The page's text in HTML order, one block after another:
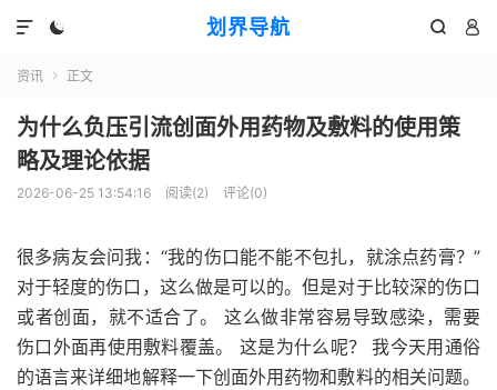
划界导航
  

资讯  正文
为什么负压引流创面外用药物及敷料的使用策
略及理论依据
2026-06-25 13:54:16 阅读(2) 评论(0)
很多病友会问我：“我的伤口能不能不包扎，就涂点药膏？”
对于轻度的伤口，这么做是可以的。但是对于比较深的伤口
或者创面，就不适合了。 这么做非常容易导致感染，需要
伤口外面再使用敷料覆盖。 这是为什么呢？ 我今天用通俗
的语言来详细地解释一下创面外用药物和敷料的相关问题。